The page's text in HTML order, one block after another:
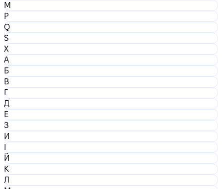
M
P
Q
S
X
А
Б
В
Г
Д
Е
З
И
І
Й
К
Л